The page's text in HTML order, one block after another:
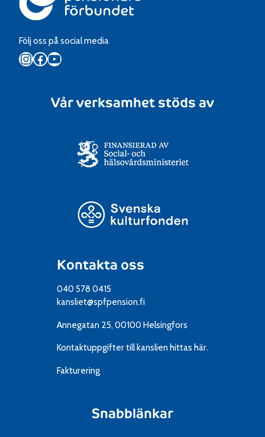
Följ oss på social media
Instagram
Facebook
YouTube
Kontakta oss
040 578 0415
kansliet@spfpension.fi
Annegatan 25, 00100 Helsingfors
Kontaktuppgifter till kanslien hittas här.
Fakturering
Snabblänkar
Vår verksamhet stöds av